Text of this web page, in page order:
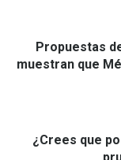
Propuestas
muestran que
¿Crees que